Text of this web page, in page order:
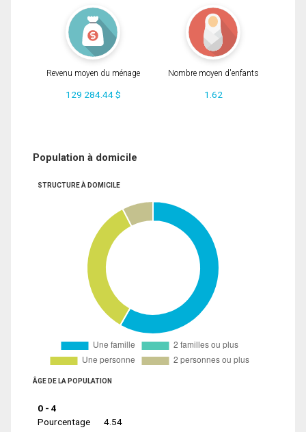
Revenu moyen du ménage
129 284.44 $
Nombre moyen d'enfants
1.62
Population à domicile
STRUCTURE À DOMICILE
ÂGE DE LA POPULATION
0 - 4
Pourcentage
4.54